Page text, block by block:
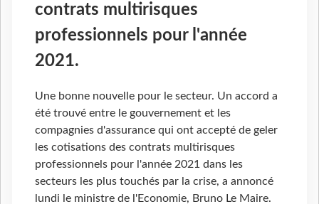
contrats multirisques
professionnels pour l'année
2021.
Une bonne nouvelle pour le secteur. Un accord a
été trouvé entre le gouvernement et les
compagnies d'assurance qui ont accepté de geler
les cotisations des contrats multirisques
professionnels pour l'année 2021 dans les
secteurs les plus touchés par la crise, a annoncé
lundi le ministre de l'Economie, Bruno Le Maire.